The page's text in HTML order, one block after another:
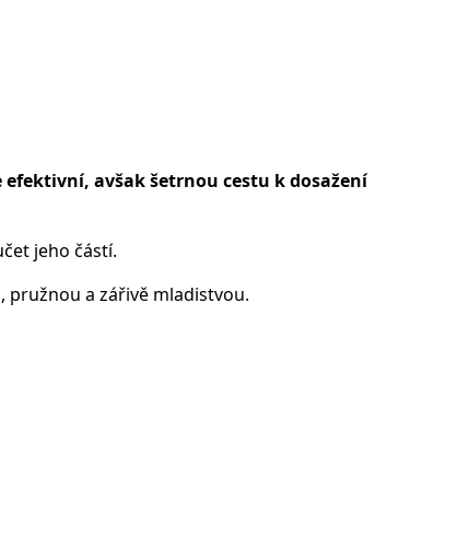
efektivní, avšak šetrnou cestu k dosažení
jeho částí.
pružnou a zářivě mladistvou.